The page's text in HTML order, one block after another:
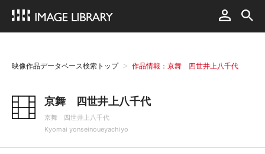
映像作品データベース検索トップ 作品情報：京舞 四世井上八千代
京舞 四世井上八千代
京舞 四世井上八千代
Kyomai yonseinoueyachiyo